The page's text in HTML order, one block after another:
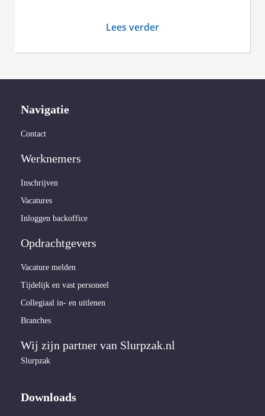
Lees verder
Navigatie
Contact
Werknemers
Inschrijven
Vacatures
Inloggen backoffice
Opdrachtgevers
Vacature melden
Tijdelijk en vast personeel
Collegiaal in- en uitlenen
Branches
Wij zijn partner van Slurpzak.nl
Slurpzak
Downloads